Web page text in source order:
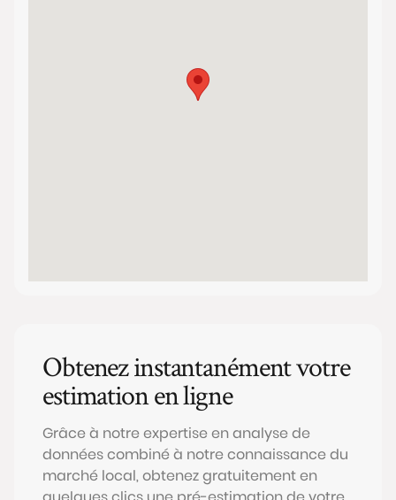
Obtenez instantanément votre
estimation en ligne
Grâce à notre expertise en analyse de
données combiné à notre connaissance du
marché local, obtenez gratuitement en